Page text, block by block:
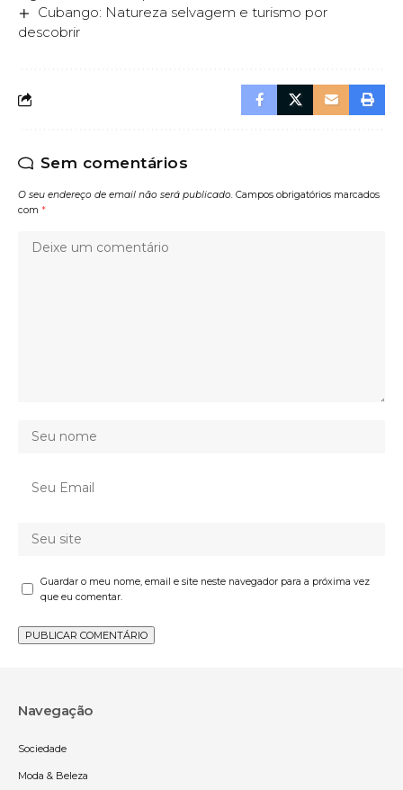
Cubango: Natureza selvagem e turismo por
descobrir
Sem comentários
O seu endereço de email não será publicado. Campos obrigatórios marcados
com *
Guardar o meu nome, email e site neste navegador para a próxima vez
que eu comentar.
Navegação
Sociedade
Moda & Beleza